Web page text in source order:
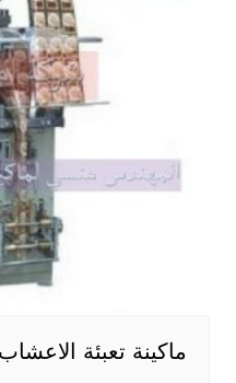
ماكينة تعبئة الاعشاب